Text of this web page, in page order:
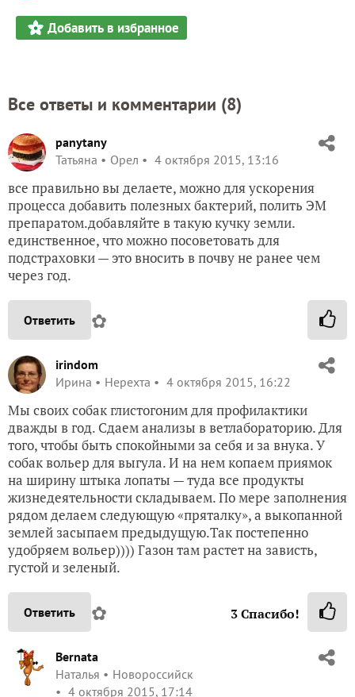
Добавить в избранное
Все ответы и комментарии (8)
panytany
Татьяна
Орел 4 октября 2015, 13:16
все правильно вы делаете, можно для ускорения
процесса добавить полезных бактерий, полить ЭМ
препаратом.добавляйте в такую кучку земли.
единственное, что можно посоветовать для
подстраховки — это вносить в почву не ранее чем
через год.
Ответить ✿
irindom
Ирина
Нерехта 4 октября 2015, 16:22
Мы своих собак глистогоним для профилактики
дважды в год. Сдаем анализы в ветлабораторию. Для
того, чтобы быть спокойными за себя и за внука. У
собак вольер для выгула. И на нем копаем приямок
на ширину штыка лопаты — туда все продукты
жизнедеятельности складываем. По мере заполнения
рядом делаем следующую «пряталку», а выкопанной
землей засыпаем предыдущую.Так постепенно
удобряем вольер)))) Газон там растет на зависть,
густой и зеленый.
Ответить ✿ 3Спасибо!
Bernata
Наталья
Новороссийск
4 октября 2015, 17:14